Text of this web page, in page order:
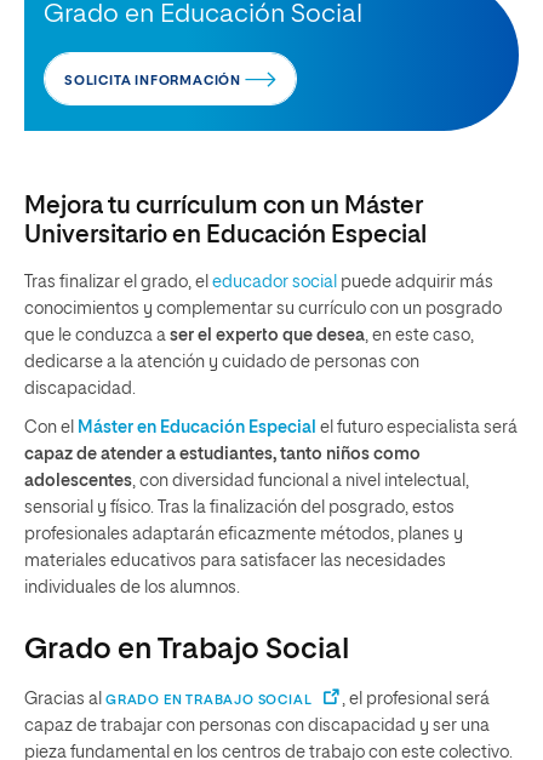
Grado en Educación Social
SOLICITA INFORMACIÓN
Mejora tu currículum con un Máster
Universitario en Educación Especial
Tras finalizar el grado, el educador social puede adquirir más
conocimientos y complementar su currículo con un posgrado
que le conduzca a ser el experto que desea , en este caso,
dedicarse a la atención y cuidado de personas con
discapacidad.
Con el Máster en Educación Especial el futuro especialista será
capaz de atender a estudiantes, tanto niños como
adolescentes , con diversidad funcional a nivel intelectual,
sensorial y físico. Tras la finalización del posgrado, estos
profesionales adaptarán eficazmente métodos, planes y
materiales educativos para satisfacer las necesidades
individuales de los alumnos.
Grado en Trabajo Social
Gracias al GRADO EN TRABAJO SOCIAL
, el profesional será
capaz de trabajar con personas con discapacidad y ser una
pieza fundamental en los centros de trabajo con este colectivo.